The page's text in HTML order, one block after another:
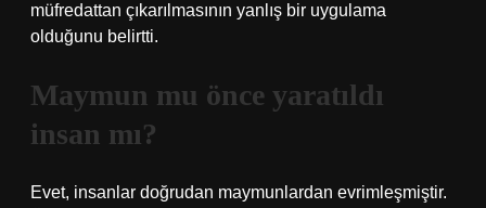
müfredattan çıkarılmasının yanlış bir uygulama
olduğunu belirtti.
Maymun mu önce yaratıldı
insan mı?
Evet, insanlar doğrudan maymunlardan evrimleşmiştir.